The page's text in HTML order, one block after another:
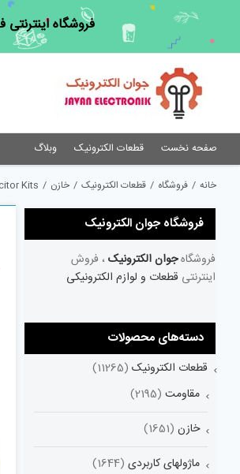
content
فروشگاه
صفحه نخست قطعات الکترونیک وبلاگ
خانه / فروشگاه / قطعات الکترونیک / خازن /
Kits
فروشگاه جوان الکترونیک
فروشگاهجوان الکترونیک ، فروش
اینترنتی قطعات و لوازم الکترونیکی
دسته‌های محصولات
قطعات الکترونیک (11265)
مقاومت (2195)
خازن (1651)
ماژولهای کاربردی (1644)